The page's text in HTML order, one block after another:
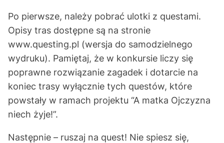
Po pierwsze, należy pobrać ulotki z questami.
Opisy tras dostępne są na stronie
www.questing.pl (wersja do samodzielnego
wydruku). Pamiętaj, że w konkursie liczy się
poprawne rozwiązanie zagadek i dotarcie na
koniec trasy wyłącznie tych questów, które
powstały w ramach projektu “A matka Ojczyzna
niech żyje!”.
Następnie – ruszaj na quest! Nie spiesz się,